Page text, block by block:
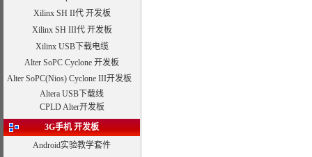
Xilinx SH II代 开发板
Xilinx SH III代 开发板
Xilinx USB下载电缆
Alter SoPC Cyclone 开发板
Alter SoPC(Nios) Cyclone III开发板
Altera USB下载线
CPLD Alter开发板
3G手机 开发板
Android实验教学套件